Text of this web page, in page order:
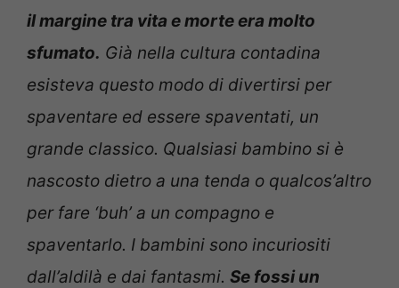
il margine tra vita e morte era molto
sfumato. Già nella cultura contadina
esisteva questo modo di divertirsi per
spaventare ed essere spaventati, un
grande classico. Qualsiasi bambino si è
nascosto dietro a una tenda o qualcos’altro
per fare ‘buh’ a un compagno e
spaventarlo. I bambini sono incuriositi
dall’aldilà e dai fantasmi. Se fossi un